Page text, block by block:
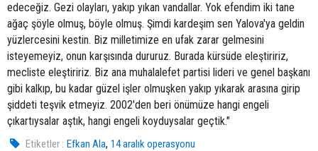
edeceğiz. Gezi olayları, yakıp yıkan vandallar. Yok efendim iki tane
ağaç şöyle olmuş, böyle olmuş. Şimdi kardeşim sen Yalova'ya geldin
yüzlercesini kestin. Biz milletimize en ufak zarar gelmesini
isteyemeyiz, onun karşısında dururuz. Burada kürsüde eleştiririz,
mecliste eleştiririz. Biz ana muhalalefet partisi lideri ve genel başkanı
gibi kalkıp, bu kadar güzel işler olmuşken yakıp yıkarak arasına girip
şiddeti teşvik etmeyiz. 2002'den beri önümüze hangi engeli
çıkartıysalar aştık, hangi engeli koyduysalar geçtik."
Etiketler : Efkan Ala,14 aralık operasyonu